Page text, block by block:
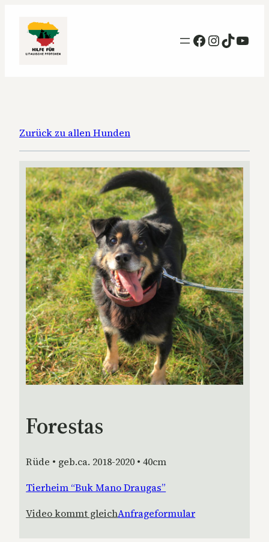
Facebook
TikTok
Zurück zu allen Hunden
Forestas
Rüde • geb.ca. 2018-2020 • 40cm
Tierheim “Buk Mano Draugas”
Video kommt gleichAnfrageformular